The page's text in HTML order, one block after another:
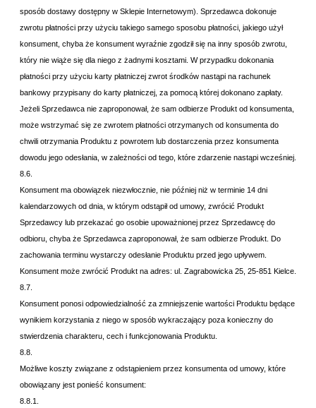
sposób dostawy dostępny w Sklepie Internetowym). Sprzedawca dokonuje
zwrotu płatności przy użyciu takiego samego sposobu płatności, jakiego użył
konsument, chyba że konsument wyraźnie zgodził się na inny sposób zwrotu,
który nie wiąże się dla niego z żadnymi kosztami. W przypadku dokonania
płatności przy użyciu karty płatniczej zwrot środków nastąpi na rachunek
bankowy przypisany do karty płatniczej, za pomocą której dokonano zapłaty.
Jeżeli Sprzedawca nie zaproponował, że sam odbierze Produkt od konsumenta,
może wstrzymać się ze zwrotem płatności otrzymanych od konsumenta do
chwili otrzymania Produktu z powrotem lub dostarczenia przez konsumenta
dowodu jego odesłania, w zależności od tego, które zdarzenie nastąpi wcześniej.
8.6.
Konsument ma obowiązek niezwłocznie, nie później niż w terminie 14 dni
kalendarzowych od dnia, w którym odstąpił od umowy, zwrócić Produkt
Sprzedawcy lub przekazać go osobie upoważnionej przez Sprzedawcę do
odbioru, chyba że Sprzedawca zaproponował, że sam odbierze Produkt. Do
zachowania terminu wystarczy odesłanie Produktu przed jego upływem.
Konsument może zwrócić Produkt na adres: ul. Zagrabowicka 25, 25-851 Kielce.
8.7.
Konsument ponosi odpowiedzialność za zmniejszenie wartości Produktu będące
wynikiem korzystania z niego w sposób wykraczający poza konieczny do
stwierdzenia charakteru, cech i funkcjonowania Produktu.
8.8.
Możliwe koszty związane z odstąpieniem przez konsumenta od umowy, które
obowiązany jest ponieść konsument:
8.8.1.